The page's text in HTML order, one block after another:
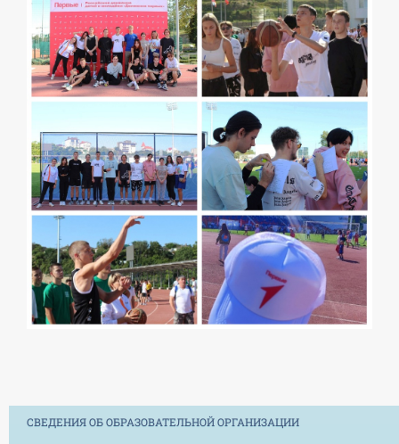
СВЕДЕНИЯ ОБ ОБРАЗОВАТЕЛЬНОЙ ОРГАНИЗАЦИИ